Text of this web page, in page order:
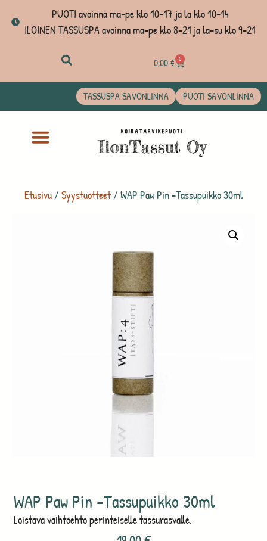
PUOTI avoinna ma-pe klo 10-17 ja la klo 10-14
ILOINEN TASSUSPA avoinna ma-pe klo 8-21 ja la-su klo 9-21
0,00€ 0
TASSUSPA SAVONLINNA PUOTI SAVONLINNA
Etusivu/Syystuotteet/ WAP Paw Pin -Tassupuikko 30ml
WAP Paw Pin -Tassupuikko 30ml
Loistava vaihtoehto perinteiselle tassurasvalle.